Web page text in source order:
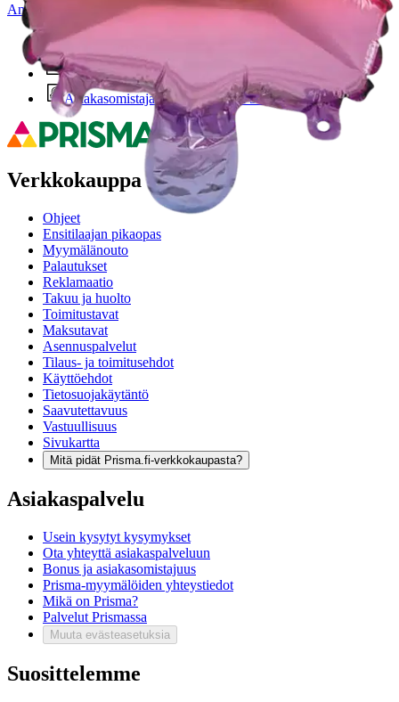
Anna palautetta Avautuu uuteen välilehteen
Nouto myymälästä ilman toimituskuluja.
Asiakasomistajalle Bonusta jopa 5 %.*
Verkkokauppa
Ohjeet
Ensitilaajan pikaopas
Myymälänouto
Palautukset
Reklamaatio
Takuu ja huolto
Toimitustavat
Maksutavat
Asennuspalvelut
Tilaus- ja toimitusehdot
Käyttöehdot
Tietosuojakäytäntö
Saavutettavuus
Vastuullisuus
Sivukartta
Mitä pidät Prisma.fi-verkkokaupasta?
Asiakaspalvelu
Usein kysytyt kysymykset
Ota yhteyttä asiakaspalveluun
Bonus ja asiakasomistajuus
Prisma-myymälöiden yhteystiedot
Mikä on Prisma?
Palvelut Prismassa
Muuta evästeasetuksia
Suosittelemme